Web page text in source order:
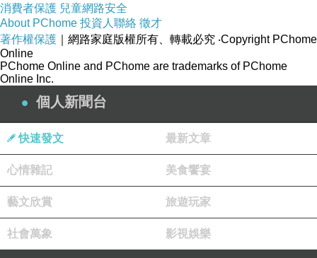
消費者保護 兒童網路安全
About PChome 投資人聯絡 徵才
著作權保護 ｜網路家庭版權所有、轉載必究 ‧Copyright PChome
Online
PChome Online and PChome are trademarks of PChome
Online Inc.
個人新聞台
快速發文 最新文章
心情雜記 美食饗宴
藝文欣賞 旅遊玩家
社會萬象 影視娛樂